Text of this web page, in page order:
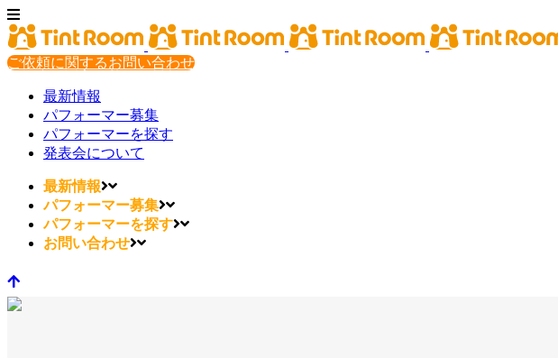
ご依頼に関するお問い合わせ
最新情報
パフォーマー募集
パフォーマーを探す
発表会について
最新情報
パフォーマー募集
パフォーマーを探す
お問い合わせ